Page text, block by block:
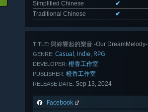
Simplified Chinese
✔
Traditional Chinese
✔
TITLE: 與妳響起的樂音 -Our DreamMelody-
GENRE: Casual , Indie, RPG
DEVELOPER: 橙香工作室
PUBLISHER: 橙香工作室
RELEASE DATE: Sep 13, 2024
Facebook